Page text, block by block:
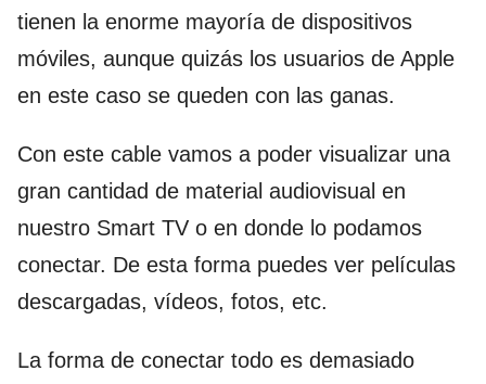
tienen la enorme mayoría de dispositivos
móviles, aunque quizás los usuarios de Apple
en este caso se queden con las ganas.
Con este cable vamos a poder visualizar una
gran cantidad de material audiovisual en
nuestro Smart TV o en donde lo podamos
conectar. De esta forma puedes ver películas
descargadas, vídeos, fotos, etc.
La forma de conectar todo es demasiado